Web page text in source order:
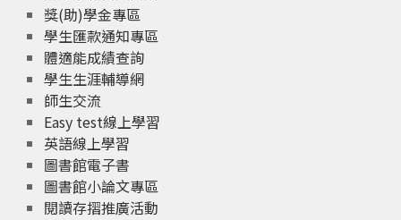
獎(助)學金專區
學生匯款通知專區
體適能成績查詢
學生生涯輔導網
師生交流
Easy test線上學習
英語線上學習
圖書館電子書
圖書館小論文專區
閱讀存摺推廣活動